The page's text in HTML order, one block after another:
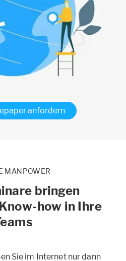
anfordern
MANPOWER
bringen
how in Ihre
Sie im Internet nur dann